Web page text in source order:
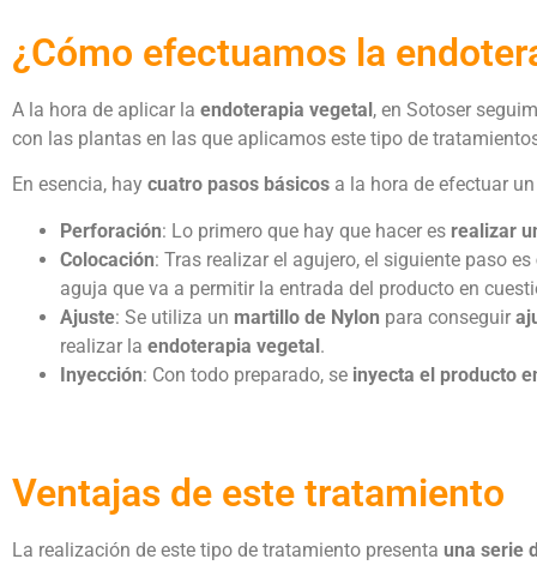
¿Cómo efectuamos la
A la hora de aplicar la endoterapia vegetal, en Sotoser
con las plantas en las que aplicamos este tipo de
En esencia, hay cuatro pasos básicos a la hora de efectuar
Perforación: Lo primero que hay que hacer es realizar
Colocación: Tras realizar el agujero, el siguiente paso es
aguja que va a permitir la entrada del producto en
Ajuste: Se utiliza un martillo de Nylon para conseguir
realizar la endoterapia vegetal.
Inyección: Con todo preparado, se inyecta el producto
Ventajas de este tratamiento
La realización de este tipo de tratamiento presenta una serie